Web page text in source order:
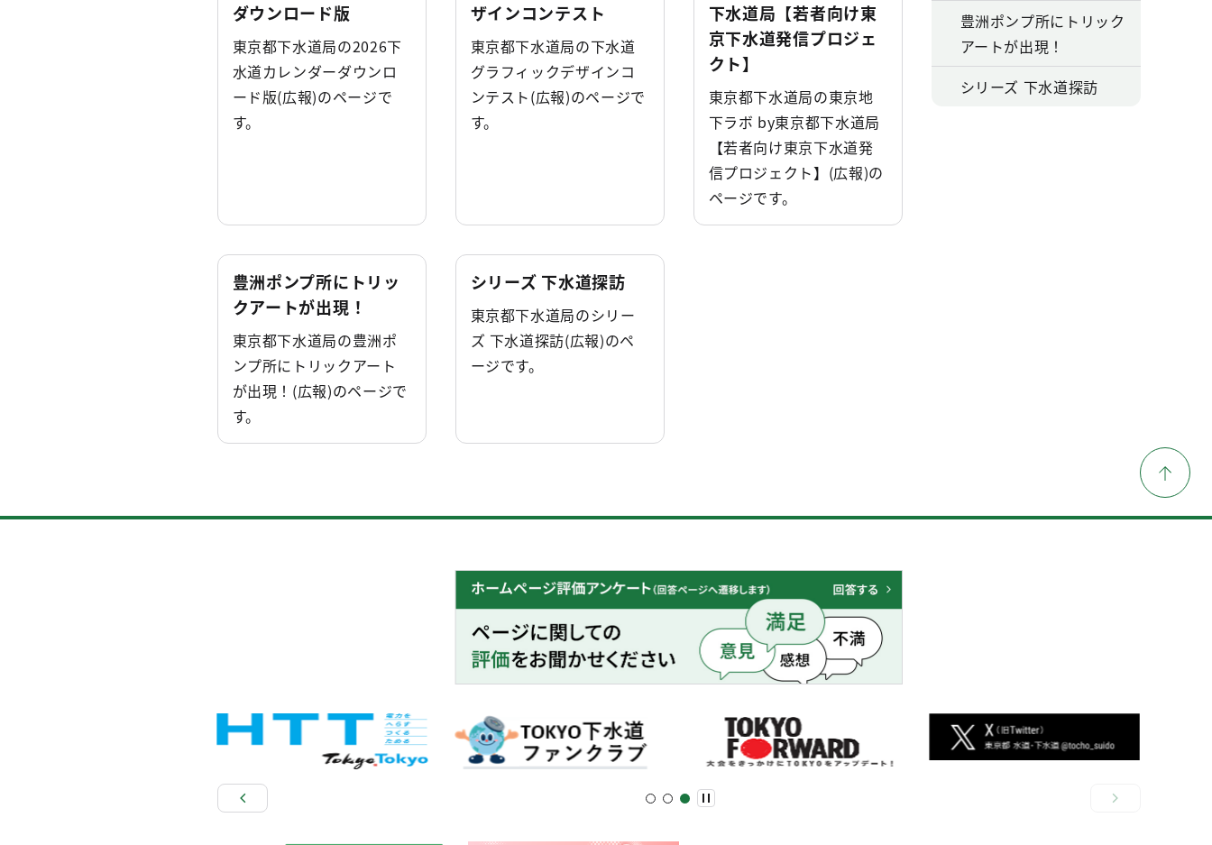
ダウンロード版
東京都下水道局の2026下
水道カレンダーダウンロ
ード版(広報)のページで
す。
ザインコンテスト
東京都下水道局の下水道
グラフィックデザインコ
ンテスト(広報)のページで
す。
下水道局【若者向け東
京下水道発信プロジェ
クト】
東京都下水道局の東京地
下ラボ by東京都下水道局
【若者向け東京下水道発
信プロジェクト】(広報)の
ページです。
豊洲ポンプ所にトリッ
クアートが出現！
東京都下水道局の豊洲ポ
ンプ所にトリックアート
が出現！(広報)のページで
す。
シリーズ 下水道探訪
東京都下水道局のシリー
ズ 下水道探訪(広報)のペ
ージです。
豊洲ポンプ所にトリック
アートが出現！
シリーズ 下水道探訪